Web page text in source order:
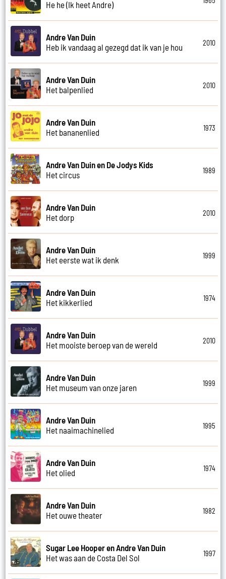
He he (Ik heet Andre)
Andre Van Duin
Heb ik vandaag al gezegd dat ik van je hou
2010
Andre Van Duin
Het balpenlied
2010
Andre Van Duin
Het bananenlied
1973
Andre Van Duin en De Jodys Kids
Het circus
1989
Andre Van Duin
Het dorp
2010
Andre Van Duin
Het eerste wat ik denk
1999
Andre Van Duin
Het kikkerlied
1974
Andre Van Duin
Het mooiste beroep van de wereld
2010
Andre Van Duin
Het museum van onze jaren
1999
Andre Van Duin
Het naaimachinelied
1995
Andre Van Duin
Het olied
1974
Andre Van Duin
Het ouwe theater
1982
Sugar Lee Hooper en Andre Van Duin
Het was aan de Costa Del Sol
1997